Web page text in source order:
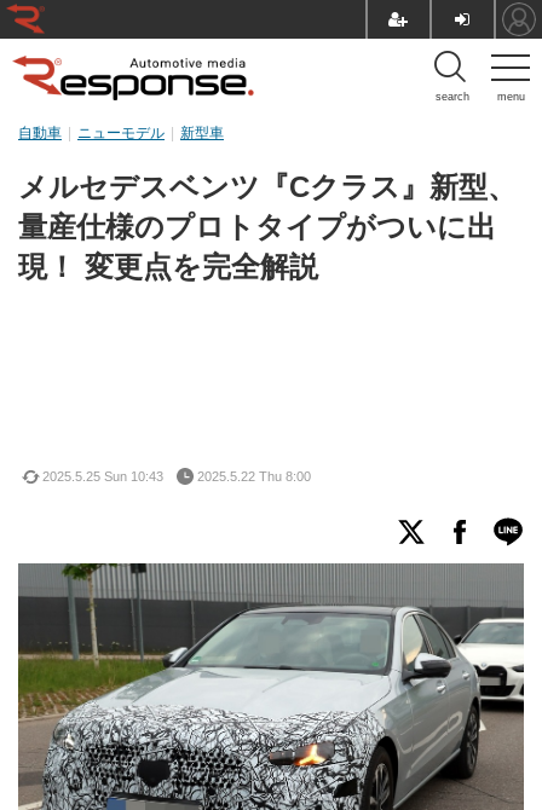
menu
search
メルセデスベンツ『Cクラス』新型、
量産仕様のプロトタイプがついに出
現！ 変更点を完全解説
自動車 ニューモデル 新型車
2025.5.25 Sun 10:43 2025.5.22 Thu 8:00